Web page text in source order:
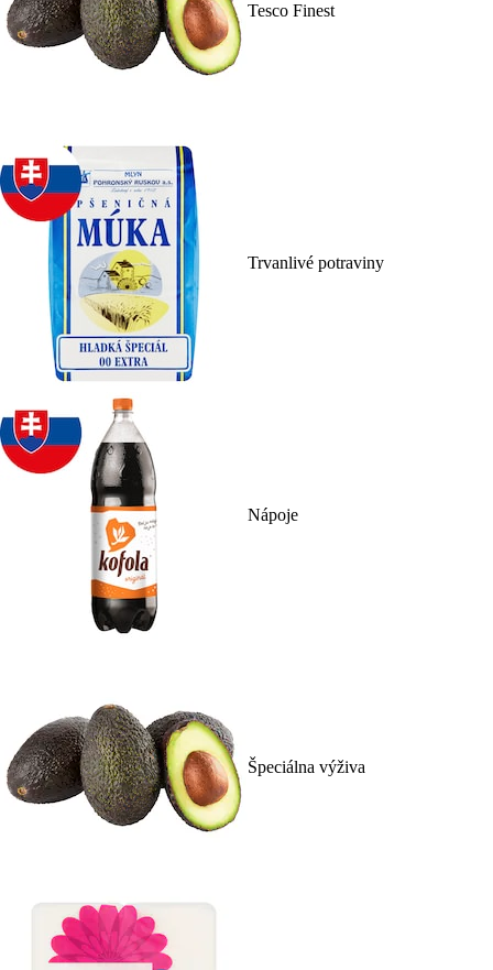
Tesco Finest
Trvanlivé potraviny
Nápoje
Špeciálna výživa